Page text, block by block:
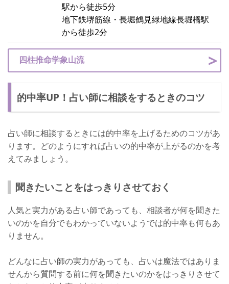
駅から徒歩5分
地下鉄堺筋線・長堀鶴見緑地線長堀橋駅
から徒歩2分
四柱推命学象山流
的中率UP！占い師に相談をするときのコツ
占い師に相談するときには的中率を上げるためのコツがあ
ります。どのようにすれば占いの的中率が上がるのかを考
えてみましょう。
聞きたいことをはっきりさせておく
人気と実力がある占い師であっても、相談者が何を聞きた
いのかを自分でもわかっていないようでは的中率も何もあ
りません。
どんなに占い師の実力があっても、占いは魔法ではありま
せんから質問する前に何を聞きたいのかをはっきりさせて